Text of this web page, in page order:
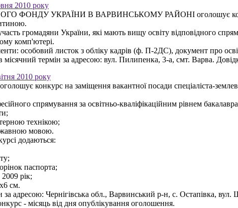
2010 року
УКРАЇНИ В ВАРВИНСЬКОМУ РАЙОНІ оголошує конкурс
громадяни України, які мають вищу освіту відповідного
комп'ютері.
особовий листок з обліку кадрів (ф. П-2ДС), документ про
термін за адресою: вул. Пилипенка, 3-а, смт. Варва.
2010 року
оголошує конкурс на заміщення вакантної посади спеціаліста-
спрямування за освітньо-кваліфікаційним рівнем
технікою;
мовою.
додаються:
паспорта;
рік;
см.
за адресою: Чернігівська обл., Варвинський р-н, с. Остапівка, вул.
- місяць від дня опублікування оголошення.